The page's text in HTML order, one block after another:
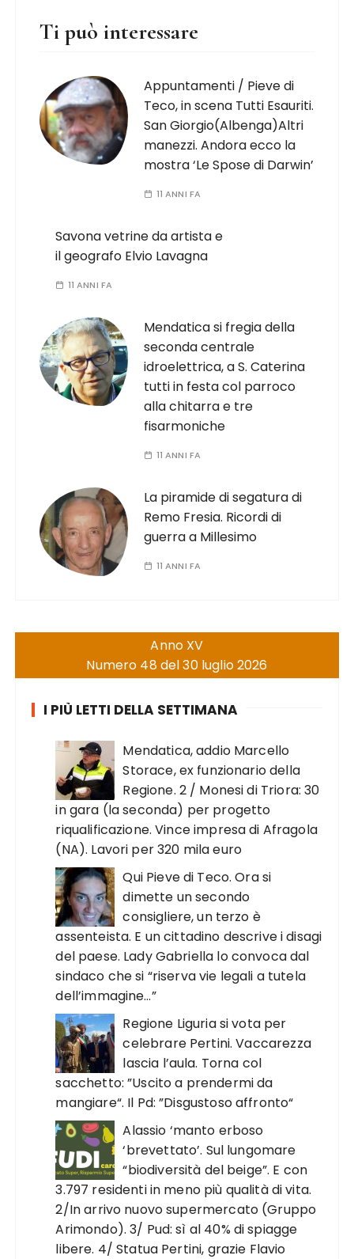
Ti può interessare
Appuntamenti / Pieve di
Teco, in scena Tutti Esauriti.
San Giorgio(Albenga)Altri
manezzi. Andora ecco la
mostra ‘Le Spose di Darwin’
11 ANNI FA
Savona vetrine da artista e
il geografo Elvio Lavagna
11 ANNI FA
Mendatica si fregia della
seconda centrale
idroelettrica, a S. Caterina
tutti in festa col parroco
alla chitarra e tre
fisarmoniche
11 ANNI FA
La piramide di segatura di
Remo Fresia. Ricordi di
guerra a Millesimo
11 ANNI FA
Anno XV
Numero 48 del 30 luglio 2026
I PIÙ LETTI DELLA SETTIMANA
Mendatica, addio Marcello
Storace, ex funzionario della
Regione. 2 / Monesi di Triora: 30
in gara (la seconda) per progetto
riqualificazione. Vince impresa di Afragola
(NA). Lavori per 320 mila euro
Qui Pieve di Teco. Ora si
dimette un secondo
consigliere, un terzo è
assenteista. E un cittadino descrive i disagi
del paese. Lady Gabriella lo convoca dal
sindaco che si “riserva vie legali a tutela
dell’immagine…”
Regione Liguria si vota per
celebrare Pertini. Vaccarezza
lascia l’aula. Torna col
sacchetto: ”Uscito a prendermi da
mangiare“. Il Pd: ”Disgustoso affronto“
Alassio ‘manto erboso
‘brevettato’. Sul lungomare
“biodiversità del beige”. E con
3.797 residenti in meno più qualità di vita.
2/In arrivo nuovo supermercato (Gruppo
Arimondo). 3/ Pud: sì al 40% di spiagge
libere. 4/ Statua Pertini, grazie Flavio